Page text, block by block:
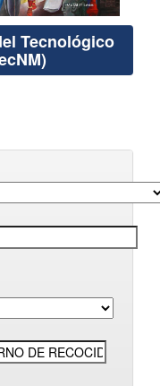
Tecnológico